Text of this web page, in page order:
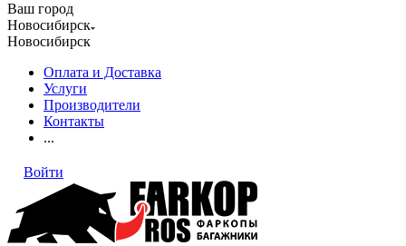
Ваш город
Новосибирск
Новосибирск
Оплата и Доставка
Услуги
Производители
Контакты
...
Войти